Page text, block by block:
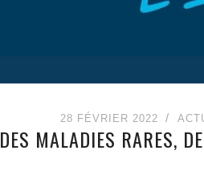
28 FÉVRIER 2022
DES MALADIES RARES,